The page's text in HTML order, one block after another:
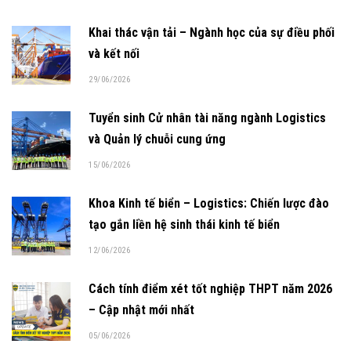
Khai thác vận tải – Ngành học của sự điều phối
và kết nối
29/06/2026
Tuyển sinh Cử nhân tài năng ngành Logistics
và Quản lý chuỗi cung ứng
15/06/2026
Khoa Kinh tế biển – Logistics: Chiến lược đào
tạo gắn liền hệ sinh thái kinh tế biển
12/06/2026
Cách tính điểm xét tốt nghiệp THPT năm 2026
– Cập nhật mới nhất
05/06/2026